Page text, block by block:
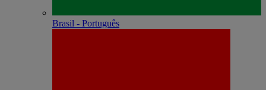
Brasil - Português